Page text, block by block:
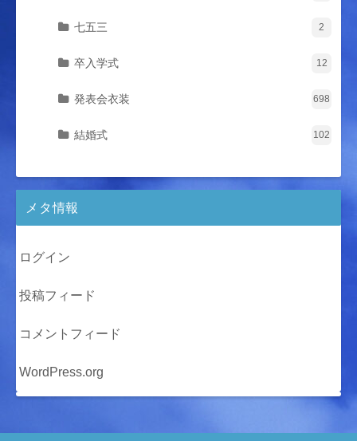
七五三 2
卒入学式 12
発表会衣装 698
結婚式 102
メタ情報
ログイン
投稿フィード
コメントフィード
WordPress.org